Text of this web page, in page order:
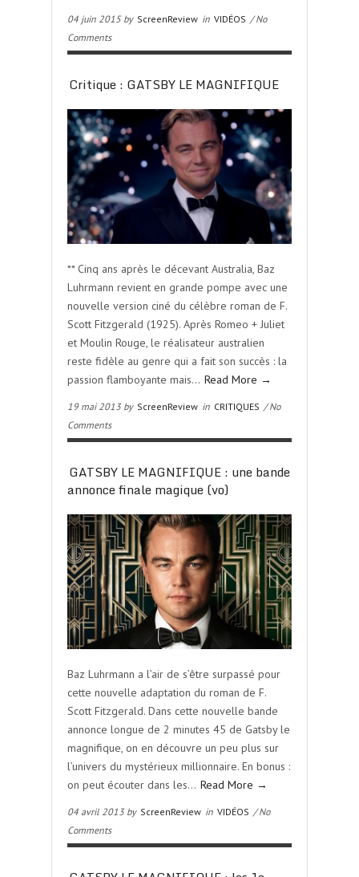
04 juin 2015 by ScreenReview in VIDÉOS / No
Comments
Critique : GATSBY LE MAGNIFIQUE
** Cinq ans après le décevant Australia, Baz
Luhrmann revient en grande pompe avec une
nouvelle version ciné du célèbre roman de F.
Scott Fitzgerald (1925). Après Romeo + Juliet
et Moulin Rouge, le réalisateur australien
reste fidèle au genre qui a fait son succès : la
passion flamboyante mais… Read More →
19 mai 2013 by ScreenReview in CRITIQUES / No
Comments
GATSBY LE MAGNIFIQUE : une bande
annonce finale magique (vo)
Baz Luhrmann a l’air de s’être surpassé pour
cette nouvelle adaptation du roman de F.
Scott Fitzgerald. Dans cette nouvelle bande
annonce longue de 2 minutes 45 de Gatsby le
magnifique, on en découvre un peu plus sur
l’univers du mystérieux millionnaire. En bonus :
on peut écouter dans les… Read More →
04 avril 2013 by ScreenReview in VIDÉOS / No
Comments